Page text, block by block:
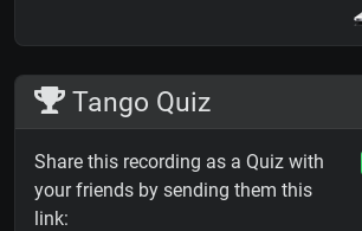
Tango Quiz
Share this recording as a Quiz with
your friends by sending them this
link: